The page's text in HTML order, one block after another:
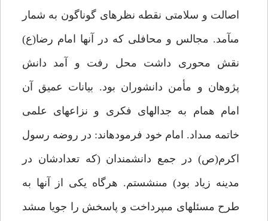
اصالت و سلامتى نقطه نظرهاى گوناگون به شمار
مى‏آمد. مجالس و محافلى كه در آنها امام رضا(ع)
نقش محورى داشت محل رفت و آمد دانش
پژوهان و مأمن دانشوران بود. بيانات عميق آن
امام همام به جدال‏هاى فكرى و نزاع‏هاى علمى
خاتمه مى‏داد. امام خود فرموده‏اند: در روضه رسول
اكرم(ص) در جمع دانشمندان (كه تعدادشان در
مدينه زياد بود) مى‏نشستم. هرگاه يكى از آنها به
طرح مسئله‏اى مى‏پرداخت و پاسخش را جويا مى‏شد